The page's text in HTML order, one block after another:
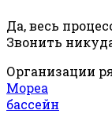
Да, весь
Звонить
Организации
Мореа
бассейн